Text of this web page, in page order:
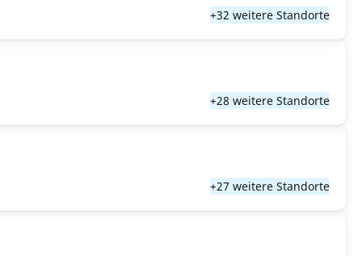
+32 weitere Standorte
+28 weitere Standorte
+27 weitere Standorte